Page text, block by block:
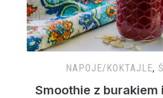
NAPOJE/KOKTAJLE,
Smoothie z